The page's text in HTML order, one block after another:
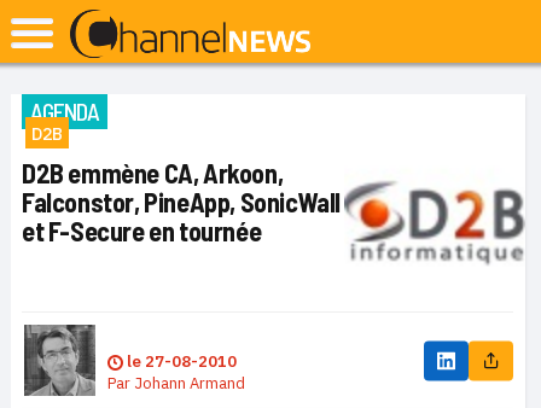
AGENDA
D2B
D2B emmène CA, Arkoon,
Falconstor, PineApp, SonicWall
et F-Secure en tournée
le 27-08-2010
Par Johann Armand